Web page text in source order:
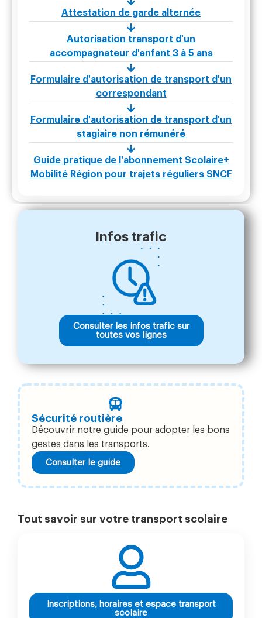
Attestation de garde alternée
Autorisation transport d'un
accompagnateur d'enfant 3 à 5 ans
Formulaire d'autorisation de transport d'un
correspondant
Formulaire d'autorisation de transport d'un
stagiaire non rémunéré
Guide pratique de l'abonnement Scolaire+
Mobilité Région pour trajets réguliers SNCF
Infos trafic
Consulter les infos trafic sur
toutes vos lignes
Sécurité routière
Découvrir notre guide pour adopter les bons
gestes dans les transports.
Consulter le guide
Tout savoir sur votre transport scolaire
Inscriptions, horaires et espace transport
scolaire